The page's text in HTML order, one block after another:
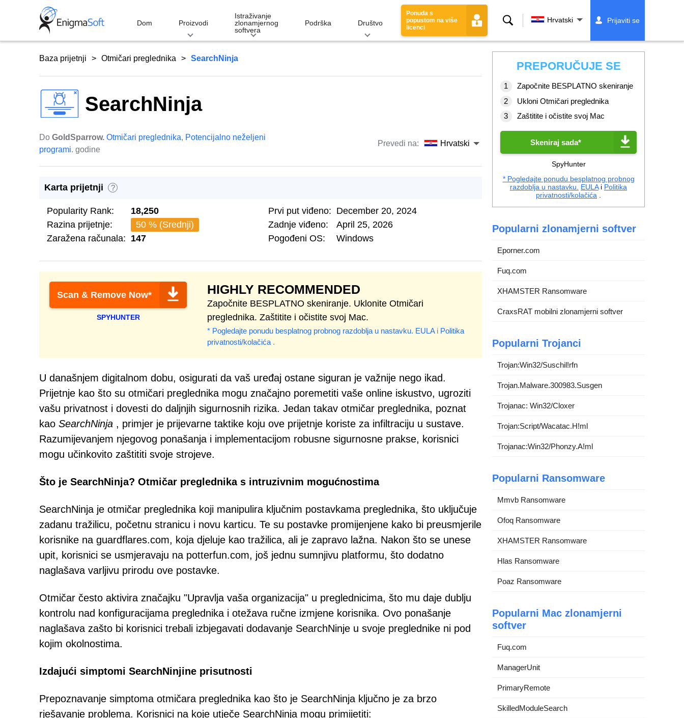
Dom Proizvodi
Istraživanje
zlonamjernog
softvera
Podrška Društvo
Ponuda s
popustom na više
licenci
Traži Hrvatski Prijaviti se
Baza prijetnji Otmičari preglednika SearchNinja
SearchNinja
Do GoldSparrow. Otmičari preglednika, Potencijalno neželjeni
programi. godine
Prevedi na: Hrvatski
Karta prijetnji ?
Popularity Rank:
18,250
Razina prijetnje:
50 % (Srednji)
Zaražena računala: 147
Prvi put viđeno: December 20, 2024
Zadnje viđeno:
April 25, 2026
Pogođeni OS:
Windows
Scan & Remove Now*
SPYHUNTER
HIGHLY RECOMMENDED
Započnite BESPLATNO skeniranje. Uklonite Otmičari
preglednika. Zaštitite i očistite svoj Mac.
* Pogledajte ponudu besplatnog probnog razdoblja u nastavku. EULAi Politika
privatnosti/kolačića .
U današnjem digitalnom dobu, osigurati da vaš uređaj ostane siguran je važnije nego ikad.
Prijetnje kao što su otmičari preglednika mogu značajno poremetiti vaše online iskustvo, ugroziti
vašu privatnost i dovesti do daljnjih sigurnosnih rizika. Jedan takav otmičar preglednika, poznat
kao SearchNinja , primjer je prijevarne taktike koju ove prijetnje koriste za infiltraciju u sustave.
Razumijevanjem njegovog ponašanja i implementacijom robusne sigurnosne prakse, korisnici
mogu učinkovito zaštititi svoje strojeve.
Što je SearchNinja? Otmičar preglednika s intruzivnim mogućnostima
SearchNinja je otmičar preglednika koji manipulira ključnim postavkama preglednika, što uključuje
zadanu tražilicu, početnu stranicu i novu karticu. Te su postavke promijenjene kako bi preusmjerile
korisnike na guardflares.com, koja djeluje kao tražilica, ali je zapravo lažna. Nakon što se unese
upit, korisnici se usmjeravaju na potterfun.com, još jednu sumnjivu platformu, što dodatno
naglašava varljivu prirodu ove postavke.
Otmičar često aktivira značajku "Upravlja vaša organizacija" u preglednicima, što mu daje dublju
kontrolu nad konfiguracijama preglednika i otežava ručne izmjene korisnika. Ovo ponašanje
naglašava zašto bi korisnici trebali izbjegavati dodavanje SearchNinje u svoje preglednike ni pod
kojim okolnostima.
Izdajući simptomi SearchNinjine prisutnosti
Prepoznavanje simptoma otmičara preglednika kao što je SearchNinja ključno je za brzo
rješavanje problema. Korisnici na koje utječe SearchNinja mogu primijetiti:
PREPORUČUJE SE
Započnite BESPLATNO skeniranje
Ukloni Otmičari preglednika
Zaštitite i očistite svoj Mac
Skeniraj sada*
SpyHunter
* Pogledajte ponudu besplatnog probnog
razdoblja u nastavku.
EULAi Politika
privatnosti/kolačića
Popularni zlonamjerni softver
Eporner.com
Fuq.com
XHAMSTER Ransomware
CraxsRAT mobilni zlonamjerni softver
Popularni Trojanci
Trojan:Win32/Suschil!rfn
Trojan.Malware.300983.Susgen
Trojanac: Win32/Cloxer
Trojan:Script/Wacatac.H!ml
Trojanac:Win32/Phonzy.A!ml
Popularni Ransomware
Mmvb Ransomware
Ofoq Ransomware
XHAMSTER Ransomware
Hlas Ransomware
Poaz Ransomware
Popularni Mac zlonamjerni
softver
Fuq.com
ManagerUnit
PrimaryRemote
SkilledModuleSearch